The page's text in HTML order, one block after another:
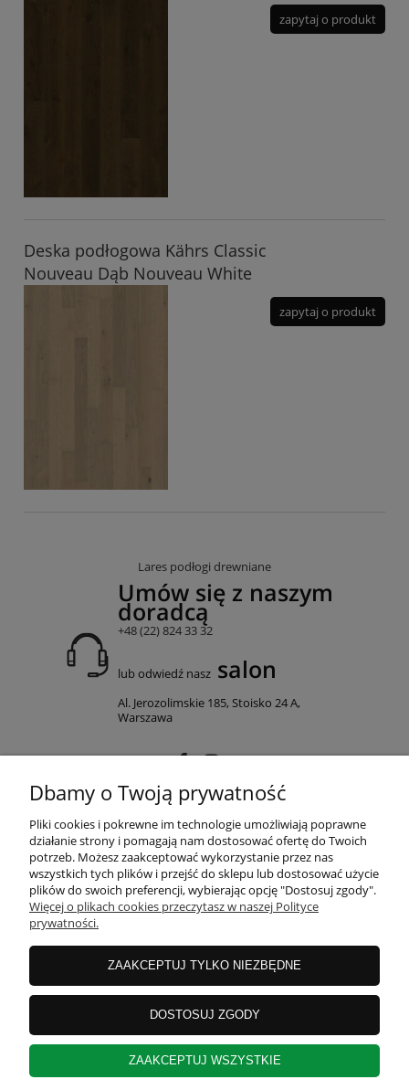
zapytaj o produkt
Deska podłogowa Kährs Classic
Nouveau Dąb Nouveau White
zapytaj o produkt
Lares podłogi drewniane
Umów się z naszym
doradcą
+48 (22) 824 33 32
lub odwiedź nasz salon
Al. Jerozolimskie 185, Stoisko 24 A,
Warszawa
MOJE KONTO
PŁATNOŚCI I DOSTAWA
INFORMACJE
O NAS
KONTAKT
Dbamy o Twoją prywatność
Pliki cookies i pokrewne im technologie umożliwiają poprawne
działanie strony i pomagają nam dostosować ofertę do Twoich
potrzeb. Możesz zaakceptować wykorzystanie przez nas
wszystkich tych plików i przejść do sklepu lub dostosować użycie
plików do swoich preferencji, wybierając opcję "Dostosuj zgody".
Więcej o plikach cookies przeczytasz w naszej Polityce
prywatności.
ZAAKCEPTUJ TYLKO NIEZBĘDNE
DOSTOSUJ ZGODY
ZAAKCEPTUJ WSZYSTKIE